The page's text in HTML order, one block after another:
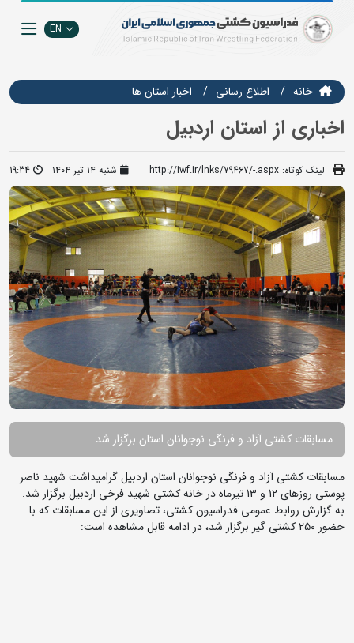
EN
خانه اطلاع رسانی اخبار استان ها
اخباری از استان اردبیل
لینک کوتاه: http://iwf.ir/lnks/79467/-.aspx شنبه ۱۴ تیر ۱۴۰۴ 19:34
مسابقات کشتی آزاد و فرنگی نوجوانان استان برگزار شد
مسابقات کشتی آزاد و فرنگی نوجوانان استان اردبیل گرامیداشت شهید ناصر
پوستی روزهای 12 و 13 تیرماه در خانه کشتی شهید فرخی اردبیل برگزار شد.
به گزارش روابط عمومی فدراسیون کشتی، تصاویری از این مسابقات که با
حضور 250 کشتی گیر برگزار شد، در ادامه قابل مشاهده است: